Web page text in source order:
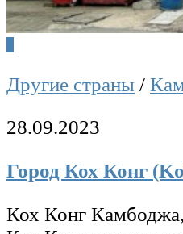
Другие страны /
28.09.2023
Город Кох Конг
Кох Конг